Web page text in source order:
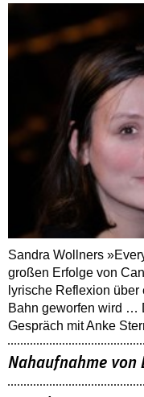
Sandra Wollners
großen Erfolge von
lyrische Reflexion
Bahn geworfen wird …
Gespräch mit Anke
Nahaufnahme von